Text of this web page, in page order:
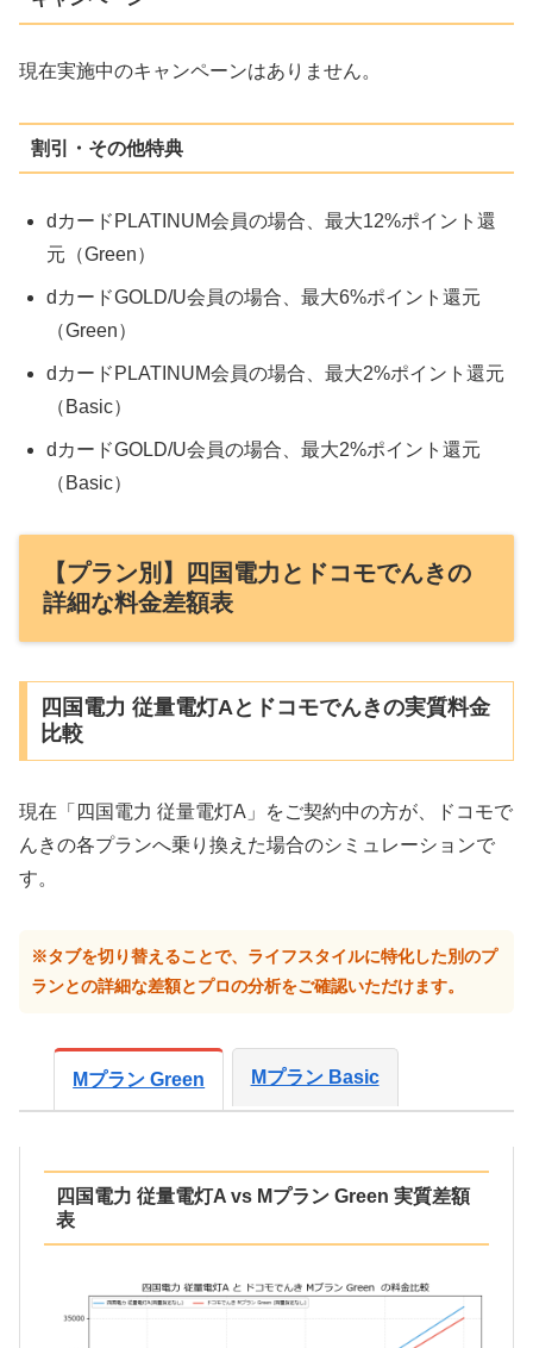
現在実施中のキャンペーンはありません。
割引・その他特典
dカードPLATINUM会員の場合、最大12%ポイント還
元（Green）
dカードGOLD/U会員の場合、最大6%ポイント還元
（Green）
dカードPLATINUM会員の場合、最大2%ポイント還元
（Basic）
dカードGOLD/U会員の場合、最大2%ポイント還元
（Basic）
【プラン別】四国電力とドコモでんきの
詳細な料金差額表
四国電力 従量電灯Aとドコモでんきの実質料金
比較
現在「四国電力 従量電灯A」をご契約中の方が、ドコモで
んきの各プランへ乗り換えた場合のシミュレーションで
す。
※タブを切り替えることで、ライフスタイルに特化した別のプ
ランとの詳細な差額とプロの分析をご確認いただけます。
Mプラン Green Mプラン Basic
四国電力 従量電灯A vs Mプラン Green 実質差額
表